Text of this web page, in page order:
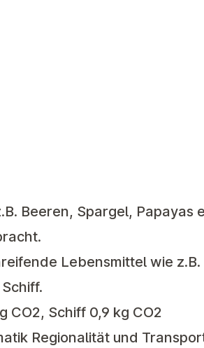
Beeren, Spargel, Papayas
Lebensmittel wie z.B.
CO2, Schiff 0,9 kg CO2
Regionalität und